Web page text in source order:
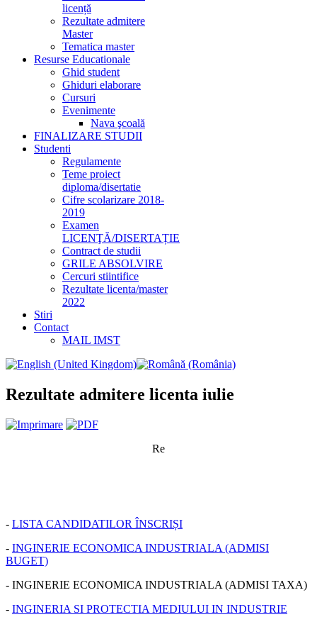
licență
Rezultate admitere
Master
Tematica master
Resurse Educationale
Ghid student
Ghiduri elaborare
Cursuri
Evenimente
Nava şcoală
FINALIZARE STUDII
Studenti
Regulamente
Teme proiect
diploma/disertatie
Cifre scolarizare 2018-
2019
Examen
LICENŢĂ/DISERTAȚIE
Contract de studii
GRILE ABSOLVIRE
Cercuri stiintifice
Rezultate licenta/master
2022
Stiri
Contact
MAIL IMST
Rezultate admitere licenta iulie
Re
- LISTA CANDIDATILOR ÎNSCRIȘI
- INGINERIE ECONOMICA INDUSTRIALA (ADMISI
BUGET)
- INGINERIE ECONOMICA INDUSTRIALA (ADMISI TAXA)
- INGINERIA SI PROTECTIA MEDIULUI IN INDUSTRIE